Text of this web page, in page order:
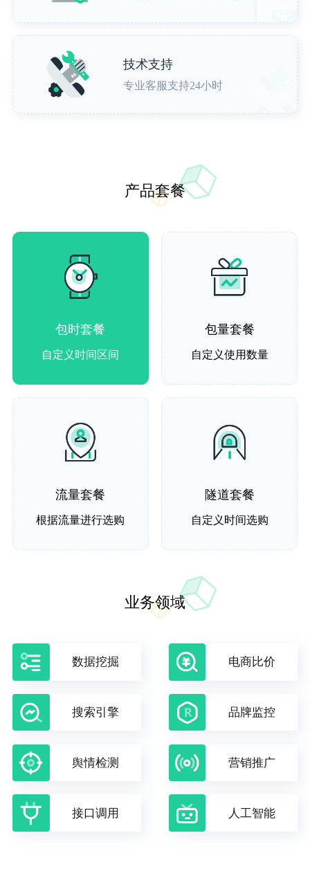
技术支持
专业客服支持24小时
产品套餐
包时套餐
自定义时间区间
包量套餐
自定义使用数量
流量套餐
根据流量进行选购
隧道套餐
自定义时间选购
业务领域
数据挖掘
搜索引擎
舆情检测
接口调用
电商比价
品牌监控
营销推广
人工智能